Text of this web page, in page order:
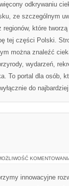
odkrywaniu
ze szczególnym
regionów, które
tej części Polski.
można znaleźć
wydarzeń,
To portal dla osób,
do
innowacyjne